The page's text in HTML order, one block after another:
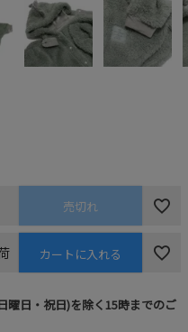
売切れ
カートに入れる
曜日・祝日)を除く15時までのご